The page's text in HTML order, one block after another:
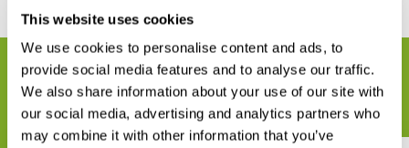
This website uses cookies
We use cookies to personalise content and ads, to
provide social media features and to analyse our traffic.
We also share information about your use of our site with
our social media, advertising and analytics partners who
may combine it with other information that you’ve
VERWANDTE PRODUKTE
Vervollständigen Sie Ihre Bestellung